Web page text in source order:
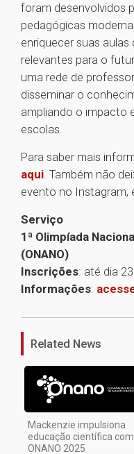
foram desenvolvidos
pedagógicas
enriquecer suas
relevantes para o
uma rede de
disseminar o
ampliando o impacto
escolas.
Para saber mais
aqui. Também não
evento no Instagram,
Serviço
1ª Olimpíada
(ONANO)
Inscrições: até dia
Informações:
Related News
Mackenzie impulsiona
educação científica
ONANO 2025